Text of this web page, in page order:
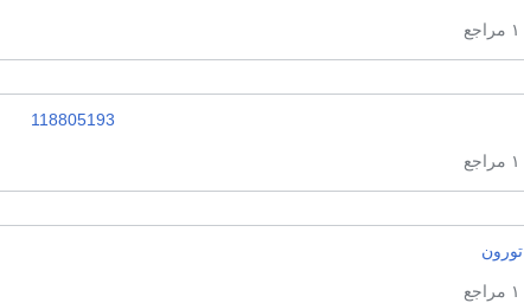
١ مراجع
118805193
١ مراجع
تورون
١ مراجع